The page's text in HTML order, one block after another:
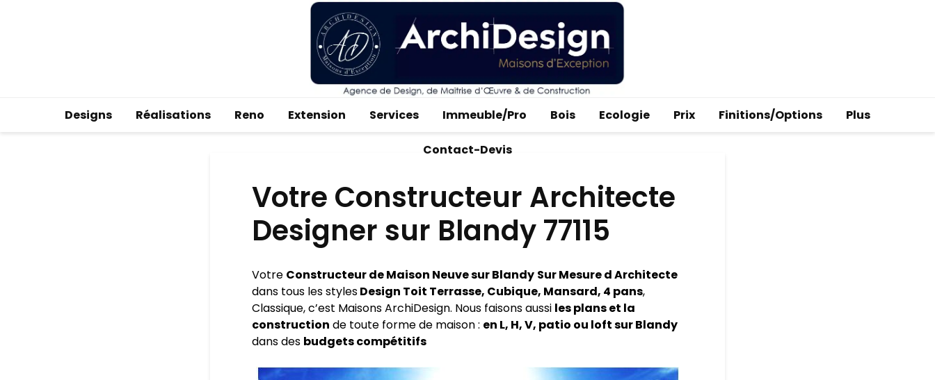
Designs Réalisations Reno Extension Services Immeuble/Pro Bois Ecologie Prix Finitions/Options Plus
Contact-Devis
Votre Constructeur Architecte
Designer sur Blandy 77115
Votre Constructeur de Maison Neuve sur Blandy Sur Mesure d Architecte
dans tous les stylesDesign Toit Terrasse, Cubique, Mansard, 4 pans,
Classique, c’est Maisons ArchiDesign. Nous faisons aussi les plans et la
construction de toute forme de maison : en L, H, V, patio ou loft sur Blandy
dans des budgets compétitifs